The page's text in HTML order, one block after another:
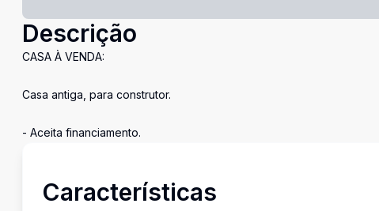
Descrição
CASA À VENDA:
Casa antiga, para construtor.
- Aceita financiamento.
Características